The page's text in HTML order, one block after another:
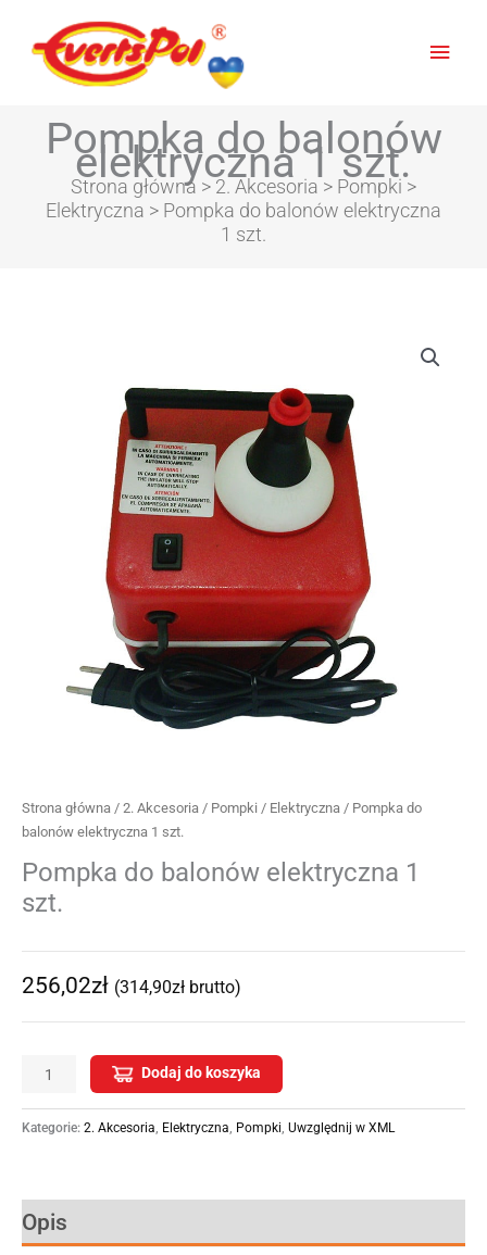
Pompka do balonów
elektryczna 1 szt.
Strona główna > 2. Akcesoria > Pompki >
Elektryczna > Pompka do balonów elektryczna
1 szt.
Strona główna / 2. Akcesoria / Pompki / Elektryczna / Pompka do
balonów elektryczna 1 szt.
Pompka do balonów elektryczna 1
szt.
256,02zł (314,90zł brutto)
Dodaj do koszyka
Kategorie: 2. Akcesoria, Elektryczna, Pompki, Uwzględnij w XML
Opis